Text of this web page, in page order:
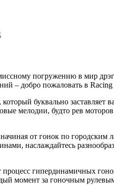
погружению в мир
– добро пожаловать в
буквально заставляет
мелодии, будто рев
от гонок по городским
наслаждайтесь
гипердинамичных
момент за гоночным